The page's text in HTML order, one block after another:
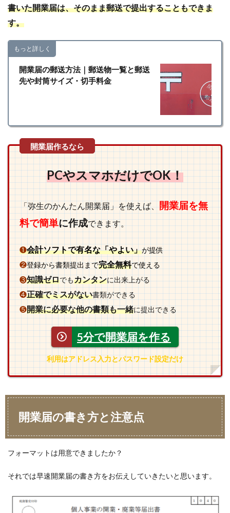
書いた開業届は、そのまま郵送で提出することもできま
す。
もっと詳しく
開業届の郵送方法｜郵送物一覧と郵送
先や封筒サイズ・切手料金
PCやスマホだけでOK！
「弥生のかんたん開業届」を使えば、開業届を無
料で簡単に作成できます。
❶会計ソフトで有名な「やよい」が提供
❷登録から書類提出まで完全無料で使える
❸知識ゼロでもカンタンに出来上がる
❹正確でミスがない書類ができる
❺開業に必要な他の書類も一緒に提出できる
5分で開業届を作る
利用はアドレス入力とパスワード設定だけ
開業届の書き方と注意点
フォーマットは用意できましたか？
それでは早速開業届の書き方をお伝えしていきたいと思います。